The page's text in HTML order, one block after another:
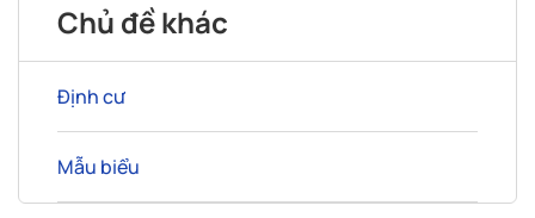
Chủ đề khác
Định cư
Mẫu biểu